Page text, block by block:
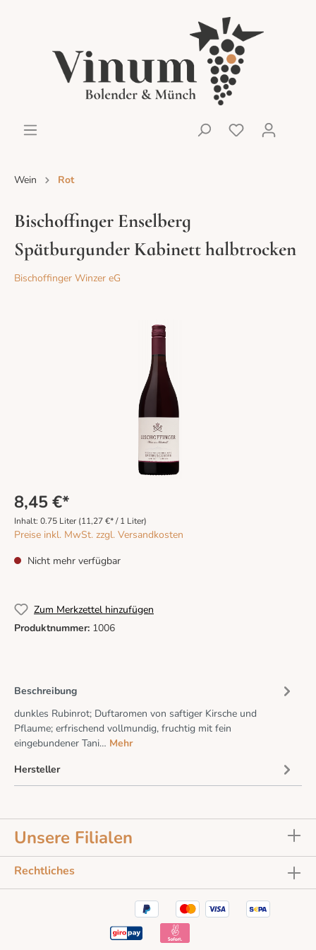
Wein Rot
Bischoffinger Enselberg
Spätburgunder Kabinett halbtrocken
Bischoffinger Winzer eG
8,45 €*
Inhalt: 0.75 Liter (11,27 €* / 1 Liter)
Preise inkl. MwSt. zzgl. Versandkosten
Nicht mehr verfügbar
Zum Merkzettel hinzufügen
Produktnummer: 1006
Beschreibung
dunkles Rubinrot; Duftaromen von saftiger Kirsche und
Pflaume; erfrischend vollmundig, fruchtig mit fein
eingebundener Tani… Mehr
Hersteller
Unsere Filialen
Rechtliches